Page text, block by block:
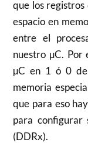
que los registros
espacio en
entre el
nuestro µC. Por
µC en 1 ó 0
memoria
que para eso
para configurar
(DDRx).